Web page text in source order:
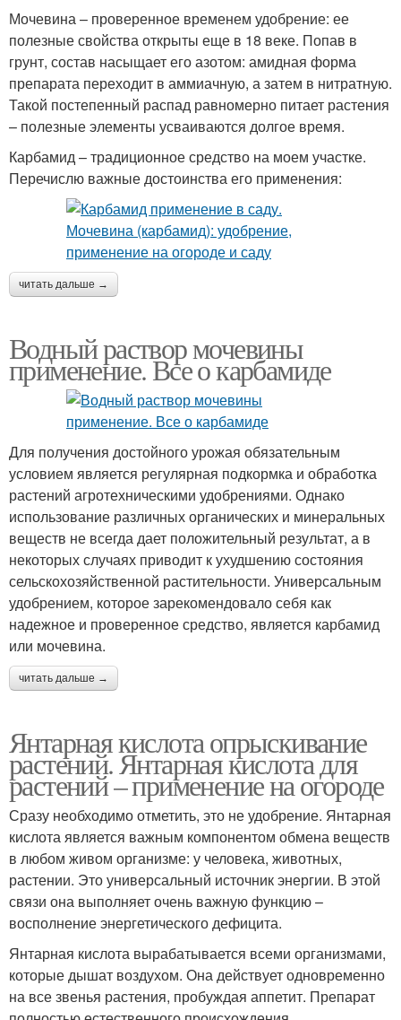
Мочевина – проверенное временем удобрение: ее
полезные свойства открыты еще в 18 веке. Попав в
грунт, состав насыщает его азотом: амидная форма
препарата переходит в аммиачную, а затем в нитратную.
Такой постепенный распад равномерно питает растения
– полезные элементы усваиваются долгое время.
Карбамид – традиционное средство на моем участке.
Перечислю важные достоинства его применения:
читать дальше →
Водный раствор мочевины
применение. Все о карбамиде
Для получения достойного урожая обязательным
условием является регулярная подкормка и обработка
растений агротехническими удобрениями. Однако
использование различных органических и минеральных
веществ не всегда дает положительный результат, а в
некоторых случаях приводит к ухудшению состояния
сельскохозяйственной растительности. Универсальным
удобрением, которое зарекомендовало себя как
надежное и проверенное средство, является карбамид
или мочевина.
читать дальше →
Янтарная кислота опрыскивание
растений. Янтарная кислота для
растений – применение на огороде
Сразу необходимо отметить, это не удобрение. Янтарная
кислота является важным компонентом обмена веществ
в любом живом организме: у человека, животных,
растении. Это универсальный источник энергии. В этой
связи она выполняет очень важную функцию –
восполнение энергетического дефицита.
Янтарная кислота вырабатывается всеми организмами,
которые дышат воздухом. Она действует одновременно
на все звенья растения, пробуждая аппетит. Препарат